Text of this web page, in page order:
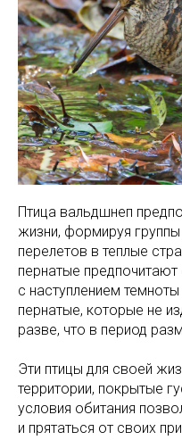
Птица вальдшнеп
жизни, формируя
перелетов в теплые
пернатые предпочитают
с наступлением
пернатые, которые не
разве, что в период
Эти птицы для своей
территории, покрытые
условия обитания
и прятаться от своих